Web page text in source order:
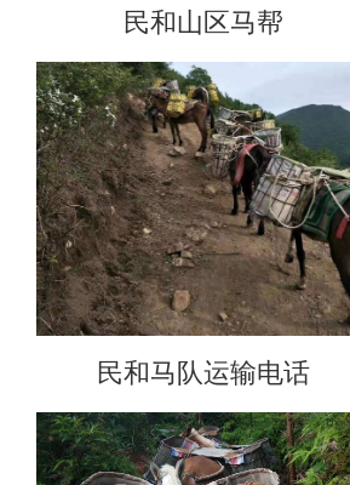
民和山区马帮
民和马队运输电话